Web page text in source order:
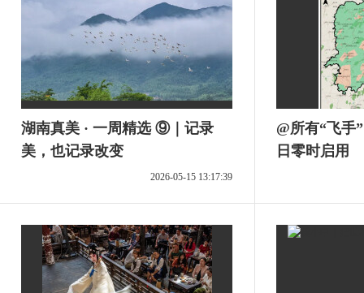
湖南真美 · 一周精选 ⑨｜记录
美，也记录改变
2026-05-15 13:17:39
@所有“飞手
日零时启用